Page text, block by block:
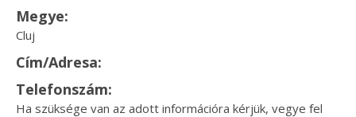
Megye:
Cluj
Cím/Adresa:
Telefonszám:
Ha szüksége van az adott információra kérjük, vegye fel